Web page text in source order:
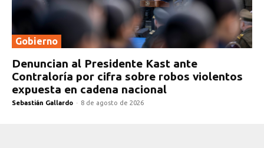
Gobierno
Denuncian al Presidente Kast ante
Contraloría por cifra sobre robos violentos
expuesta en cadena nacional
Sebastián Gallardo - 8 de agosto de 2026